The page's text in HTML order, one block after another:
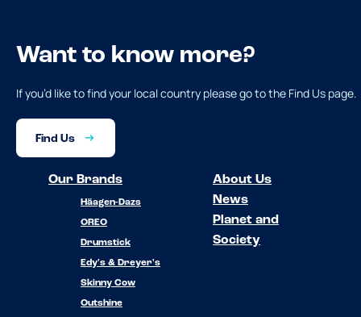
Want to know more?
If you’d like to find your local country please go to the Find Us page.
Find Us
Our Brands
Häagen-Dazs
OREO
Drumstick
Edy's & Dreyer's
Skinny Cow
Outshine
About Us
News
Planet and
Society